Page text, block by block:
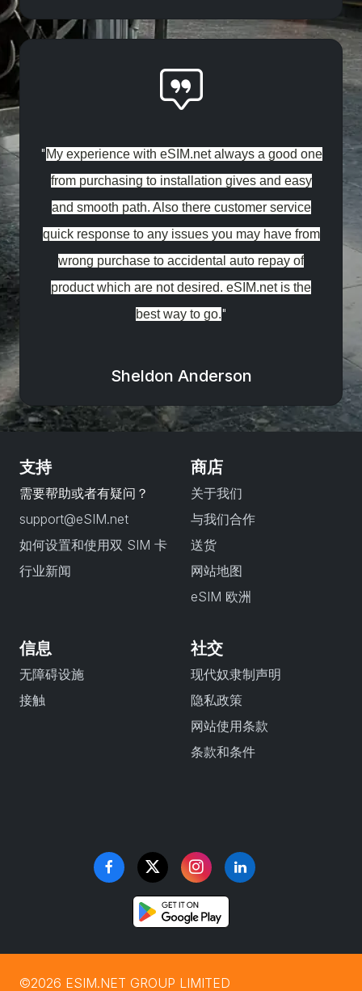
" My experience with eSIM.net always a good one
from purchasing to installation gives and easy
and smooth path. Also there customer service
quick response to any issues you may have from
wrong purchase to accidental auto repay of
product which are not desired. eSIM.net is the
best way to go."
Sheldon Anderson
支持
需要帮助或者有疑问？
support@eSIM.net
如何设置和使用双 SIM 卡
行业新闻
商店
关于我们
与我们合作
送货
网站地图
eSIM 欧洲
信息
无障碍设施
接触
社交
现代奴隶制声明
隐私政策
网站使用条款
条款和条件
©2026 ESIM.NET GROUP LIMITED